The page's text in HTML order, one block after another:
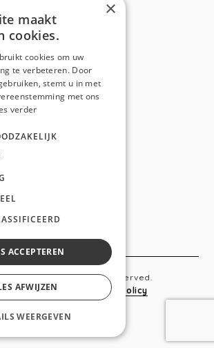
0473 44 56 94
© 2019 Anso. All rights reserved.
-Privacy Policy Cookie Policy
webdesigned by
×
maakt
cookies.
cookies om uw
te verbeteren. Door
stemt u in met
met ons
verder
ACCEPTEREN
AFWIJZEN
WEERGEVEN